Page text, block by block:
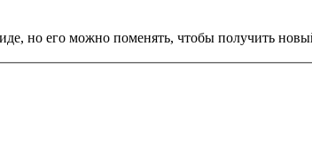
но его можно поменять, чтобы получить